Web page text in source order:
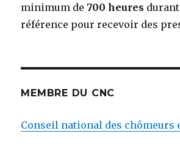
minimum de700 heures
référence pour recevoir des
MEMBRE DU CNC
Conseil national des chômeurs